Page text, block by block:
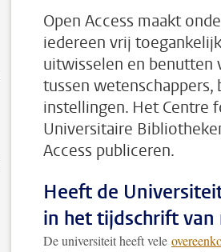
Open Access maakt
iedereen vrij
uitwisselen en benutten
tussen
instellingen. Het Centre
Universitaire
Access publiceren.
Heeft de
in het tijdschrift van
De universiteit heeft vele